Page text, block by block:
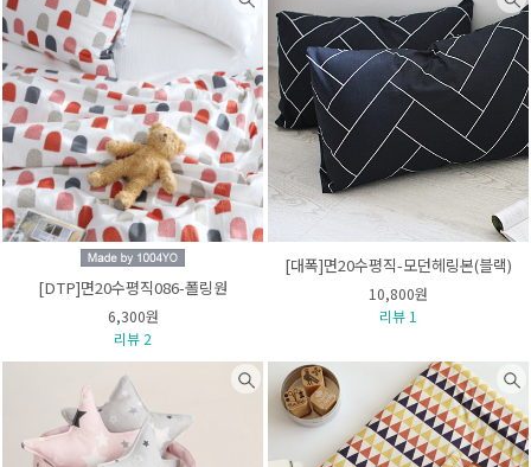
[DTP]면20수평직086-폴링원
6,300원
리뷰 2
[대폭]면20수평직-모던헤링본(블랙)
10,800원
리뷰 1